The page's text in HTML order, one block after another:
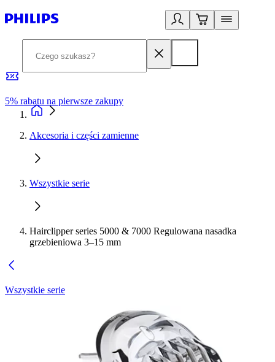
5% rabatu na pierwsze zakupy
Akcesoria i części zamienne
Wszystkie serie
Hairclipper series 5000 & 7000 Regulowana nasadka
grzebieniowa 3–15 mm
Wszystkie serie